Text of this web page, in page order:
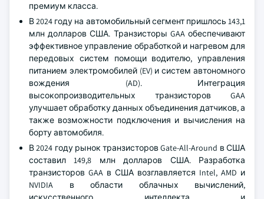
премиум класса.
В 2024 году на автомобильный сегмент пришлось 143,1
млн долларов США. Транзисторы GAA обеспечивают
эффективное управление обработкой и нагревом для
передовых систем помощи водителю, управления
питанием электромобилей (EV) и систем автономного
вождения (AD). Интеграция
высокопроизводительных транзисторов GAA
улучшает обработку данных объединения датчиков, а
также возможности подключения и вычисления на
борту автомобиля.
В 2024 году рынок транзисторов Gate-All-Around в США
составил 149,8 млн долларов США. Разработка
транзисторов GAA в США возглавляется Intel, AMD и
NVIDIA в области облачных вычислений,